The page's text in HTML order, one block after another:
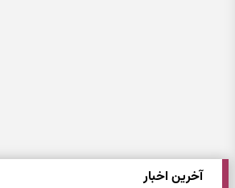
آخرین اخبار